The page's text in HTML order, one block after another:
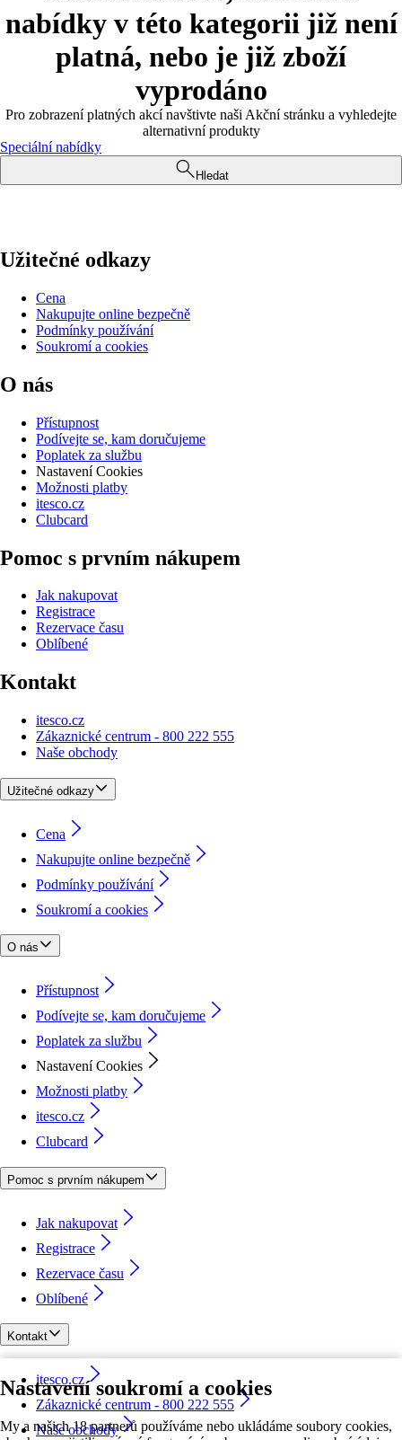
Nastavení soukromí a cookies
My a našich 18 partnerů používáme nebo ukládáme soubory cookies,
nabídky v této kategorii již není
platná, nebo je již zboží
vyprodáno
Pro zobrazení platných akcí navštivte naši Akční stránku a vyhledejte
alternativní produkty
Speciální nabídky
Hledat
Užitečné odkazy
Cena
Nakupujte online bezpečně
Podmínky používání
Soukromí a cookies
O nás
Přístupnost
Podívejte se, kam doručujeme
Poplatek za službu
Nastavení Cookies
Možnosti platby
itesco.cz
Clubcard
Pomoc s prvním nákupem
Jak nakupovat
Registrace
Rezervace času
Oblíbené
Kontakt
itesco.cz
Zákaznické centrum - 800 222 555
Naše obchody
Užitečné odkazy
Cena
Nakupujte online bezpečně
Podmínky používání
Soukromí a cookies
O nás
Přístupnost
Podívejte se, kam doručujeme
Poplatek za službu
Nastavení Cookies
Možnosti platby
itesco.cz
Clubcard
Pomoc s prvním nákupem
Jak nakupovat
Registrace
Rezervace času
Oblíbené
Kontakt
itesco.cz
Zákaznické centrum - 800 222 555
Naše obchody